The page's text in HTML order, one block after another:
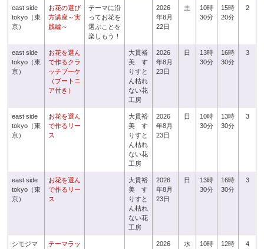
east side
tokyo（東
京）
お花の選び
方講座～実
践編～
テーマに沿
ってお花を
選ぶことを
楽しもう！
2026
年8月
22日
土
10時
30分
15時
20分
2
east side
tokyo（東
京）
お花を選ん
で作るクラ
ッチブーケ
（ブートニ
ア付き）
大貫裕
美 す
りすと
ん枯れ
ない花
工房
2026
年8月
23日
日
13時
30分
16時
30分
3
east side
tokyo（東
京）
お花を選ん
で作るリー
ス
大貫裕
美 す
りすと
ん枯れ
ない花
工房
2026
年8月
23日
日
10時
30分
13時
30分
3
east side
tokyo（東
京）
お花を選ん
で作るリー
ス
大貫裕
美 す
りすと
ん枯れ
ない花
工房
2026
年8月
23日
日
13時
30分
16時
30分
3
シモジマ
テーマラッ
2026
水
10時
12時
4